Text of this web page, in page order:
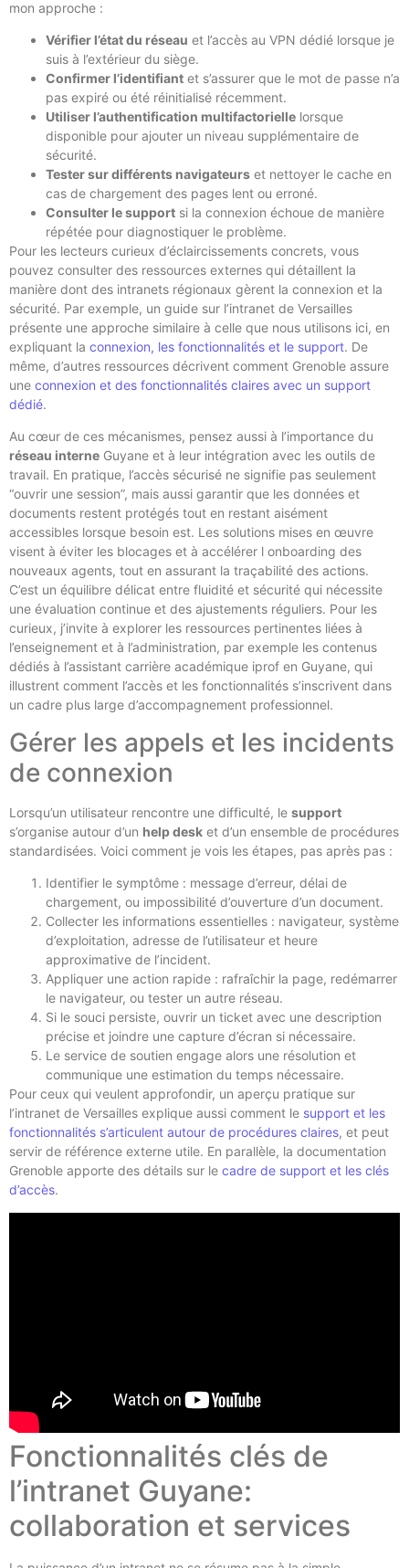
mon approche :
Vérifier l’état du réseau et l’accès au VPN dédié lorsque je
suis à l’extérieur du siège.
Confirmer l’identifiant et s’assurer que le mot de passe n’a
pas expiré ou été réinitialisé récemment.
Utiliser l’authentification multifactorielle lorsque
disponible pour ajouter un niveau supplémentaire de
sécurité.
Tester sur différents navigateurs et nettoyer le cache en
cas de chargement des pages lent ou erroné.
Consulter le support si la connexion échoue de manière
répétée pour diagnostiquer le problème.
Pour les lecteurs curieux d’éclaircissements concrets, vous
pouvez consulter des ressources externes qui détaillent la
manière dont des intranets régionaux gèrent la connexion et la
sécurité. Par exemple, un guide sur l’intranet de Versailles
présente une approche similaire à celle que nous utilisons ici, en
expliquant la connexion, les fonctionnalités et le support. De
même, d’autres ressources décrivent comment Grenoble assure
une connexion et des fonctionnalités claires avec un support
dédié.
Au cœur de ces mécanismes, pensez aussi à l’importance du
réseau interne Guyane et à leur intégration avec les outils de
travail. En pratique, l’accès sécurisé ne signifie pas seulement
“ouvrir une session”, mais aussi garantir que les données et
documents restent protégés tout en restant aisément
accessibles lorsque besoin est. Les solutions mises en œuvre
visent à éviter les blocages et à accélérer l onboarding des
nouveaux agents, tout en assurant la traçabilité des actions.
C’est un équilibre délicat entre fluidité et sécurité qui nécessite
une évaluation continue et des ajustements réguliers. Pour les
curieux, j’invite à explorer les ressources pertinentes liées à
l’enseignement et à l’administration, par exemple les contenus
dédiés à l’assistant carrière académique iprof en Guyane, qui
illustrent comment l’accès et les fonctionnalités s’inscrivent dans
un cadre plus large d’accompagnement professionnel.
Gérer les appels et les incidents
de connexion
Lorsqu’un utilisateur rencontre une difficulté, le support
s’organise autour d’un help desk et d’un ensemble de procédures
standardisées. Voici comment je vois les étapes, pas après pas :
Identifier le symptôme : message d’erreur, délai de
chargement, ou impossibilité d’ouverture d’un document.
Collecter les informations essentielles : navigateur, système
d’exploitation, adresse de l’utilisateur et heure
approximative de l’incident.
Appliquer une action rapide : rafraîchir la page, redémarrer
le navigateur, ou tester un autre réseau.
Si le souci persiste, ouvrir un ticket avec une description
précise et joindre une capture d’écran si nécessaire.
Le service de soutien engage alors une résolution et
communique une estimation du temps nécessaire.
Pour ceux qui veulent approfondir, un aperçu pratique sur
l’intranet de Versailles explique aussi comment le support et les
fonctionnalités s’articulent autour de procédures claires, et peut
servir de référence externe utile. En parallèle, la documentation
Grenoble apporte des détails sur le cadre de support et les clés
d’accès.
Fonctionnalités clés de
l’intranet Guyane:
collaboration et services